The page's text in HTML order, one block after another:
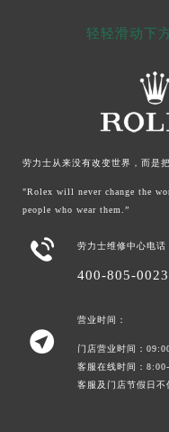
轻轻滑动下
劳力士从来没有改变世界，而是
"Rolex will never change the
people who wear them.”
 劳力士维修中心电话
400-805-0023

营业时间：
门店营业时间：
客服在线时间：
客服及门店节假日不